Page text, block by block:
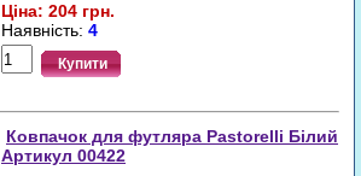
Ціна: 204 грн.
Наявність: 4
Купити
Ковпачок для футляра Pastorelli Білий
Артикул 00422